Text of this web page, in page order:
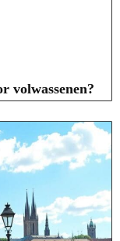
volwassenen?